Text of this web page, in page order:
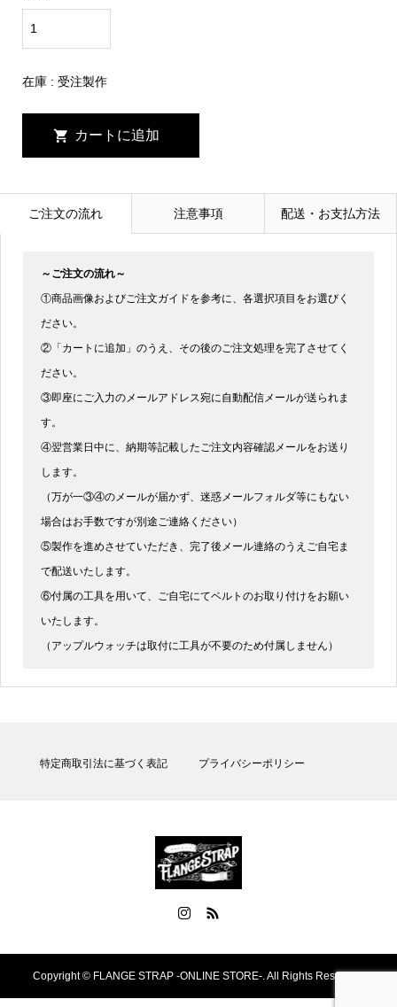
在庫 : 受注製作
ご注文の流れ 注意事項 配送・お支払方法
～ご注文の流れ～
①商品画像およびご注文ガイドを参考に、各選択項目をお選びく
ださい。
②「カートに追加」のうえ、その後のご注文処理を完了させてく
ださい。
③即座にご入力のメールアドレス宛に自動配信メールが送られま
す。
④翌営業日中に、納期等記載したご注文内容確認メールをお送り
します。
（万が一③④のメールが届かず、迷惑メールフォルダ等にもない
場合はお手数ですが別途ご連絡ください）
⑤製作を進めさせていただき、完了後メール連絡のうえご自宅ま
で配送いたします。
⑥付属の工具を用いて、ご自宅にてベルトのお取り付けをお願い
いたします。
（アップルウォッチは取付に工具が不要のため付属しません）
特定商取引法に基づく表記 プライバシーポリシー
Copyright ©FLANGE STRAP -ONLINE STORE-. All Rights Reserved.